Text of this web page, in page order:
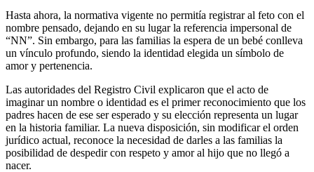
Hasta ahora, la normativa vigente no permitía registrar al feto con el
nombre pensado, dejando en su lugar la referencia impersonal de
“NN”. Sin embargo, para las familias la espera de un bebé conlleva
un vínculo profundo, siendo la identidad elegida un símbolo de
amor y pertenencia.
Las autoridades del Registro Civil explicaron que el acto de
imaginar un nombre o identidad es el primer reconocimiento que los
padres hacen de ese ser esperado y su elección representa un lugar
en la historia familiar. La nueva disposición, sin modificar el orden
jurídico actual, reconoce la necesidad de darles a las familias la
posibilidad de despedir con respeto y amor al hijo que no llegó a
nacer.